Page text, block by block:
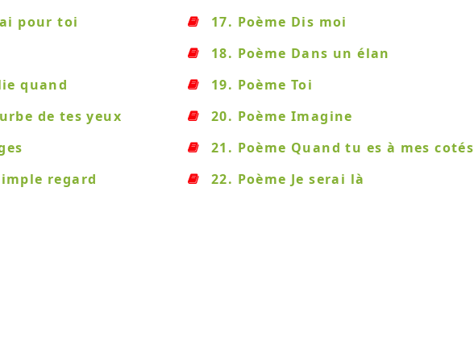
pour toi
quand
de tes yeux
regard
17. Poème Dis moi
18. Poème Dans un élan
19. Poème Toi
20. Poème Imagine
21. Poème Quand tu es à mes cotés
22. Poème Je serai là